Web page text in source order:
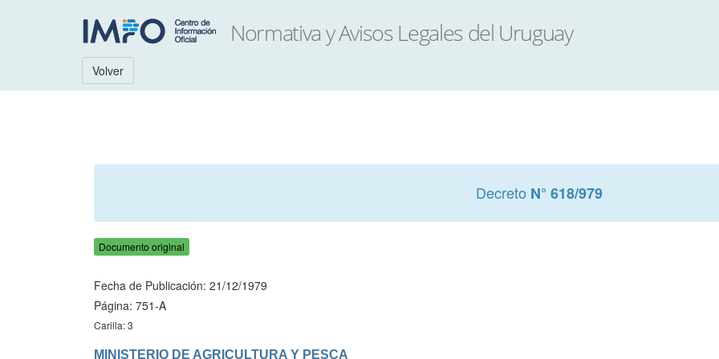
Volver
Decreto N° 618/979
Documento original
Fecha de Publicación: 21/12/1979
Página: 751-A
Carilla: 3
MINISTERIO DE AGRICULTURA Y PESCA